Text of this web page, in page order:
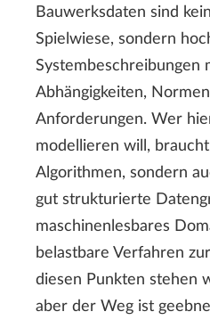
Bauwerksdaten sind
Spielwiese, sondern
Systembeschreibungen
Abhängigkeiten,
Anforderungen. Wer
modellieren will,
Algorithmen, sondern
gut strukturierte
maschinenlesbares
belastbare Verfahren
diesen Punkten stehen
aber der Weg ist